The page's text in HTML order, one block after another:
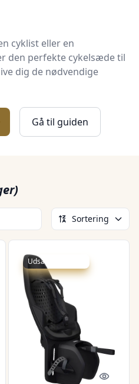
til det rette sted.
cyklist eller en
den perfekte cykelsæde til
dig de nødvendige
Gå til guiden
Sortering
look
Udsalg - spar 5 %
Quick